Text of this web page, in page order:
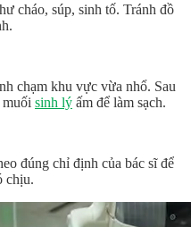
cháo, súp, sinh tố. Tránh đồ
chạm khu vực vừa nhổ. Sau
muối sinh lý ấm để làm sạch.
đúng chỉ định của bác sĩ để
chịu.